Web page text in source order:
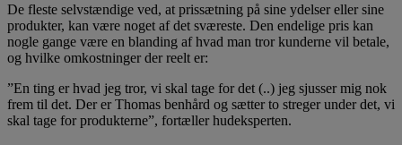
De fleste selvstændige ved, at prissætning på sine ydelser eller sine
produkter, kan være noget af det sværeste. Den endelige pris kan
nogle gange være en blanding af hvad man tror kunderne vil betale,
og hvilke omkostninger der reelt er:
”En ting er hvad jeg tror, vi skal tage for det (..) jeg sjusser mig nok
frem til det. Der er Thomas benhård og sætter to streger under det, vi
skal tage for produkterne”, fortæller hudeksperten.